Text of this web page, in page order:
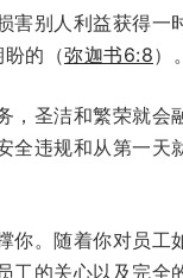
害别人利益获得一
的（弥迦书6:8）。
圣洁和繁荣就会
违规和从第一天
。随着你对员工
工的关心以及完全